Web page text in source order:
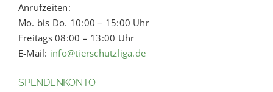
Anrufzeiten:
Mo. bis Do. 10:00 – 15:00 Uhr
Freitags 08:00 – 13:00 Uhr
E-Mail: info@tierschutzliga.de
SPENDENKONTO